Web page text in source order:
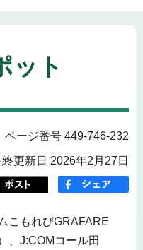
ット
ページ番号 449-746-232
更新日 2026年2月27日
こもれびGRAFARE
、J:COMコール田